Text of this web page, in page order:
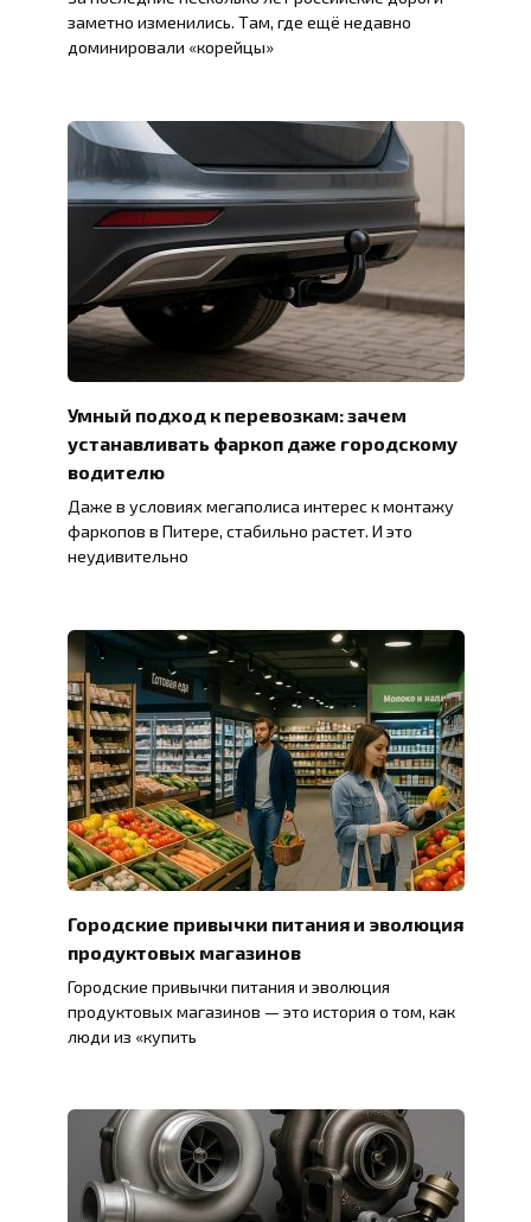
заметно изменились. Там, где ещё недавно
доминировали «корейцы»
Умный подход к перевозкам: зачем
устанавливать фаркоп даже городскому
водителю
Даже в условиях мегаполиса интерес к монтажу
фаркопов в Питере, стабильно растет. И это
неудивительно
Городские привычки питания и эволюция
продуктовых магазинов
Городские привычки питания и эволюция
продуктовых магазинов — это история о том, как
люди из «купить